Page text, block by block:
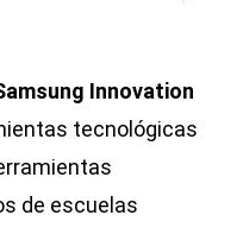
Innovation
tecnológicas
de escuelas